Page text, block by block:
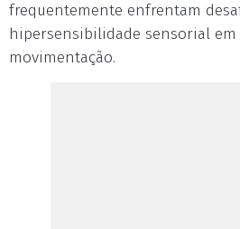
frequentemente enfrentam
hipersensibilidade sensorial em
movimentação.